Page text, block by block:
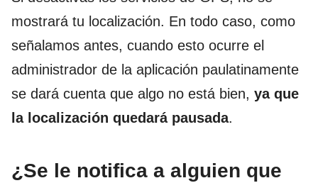
mostrará tu localización. En todo caso, como
señalamos antes, cuando esto ocurre el
administrador de la aplicación paulatinamente
se dará cuenta que algo no está bien, ya que
la localización quedará pausada.
¿Se le notifica a alguien que